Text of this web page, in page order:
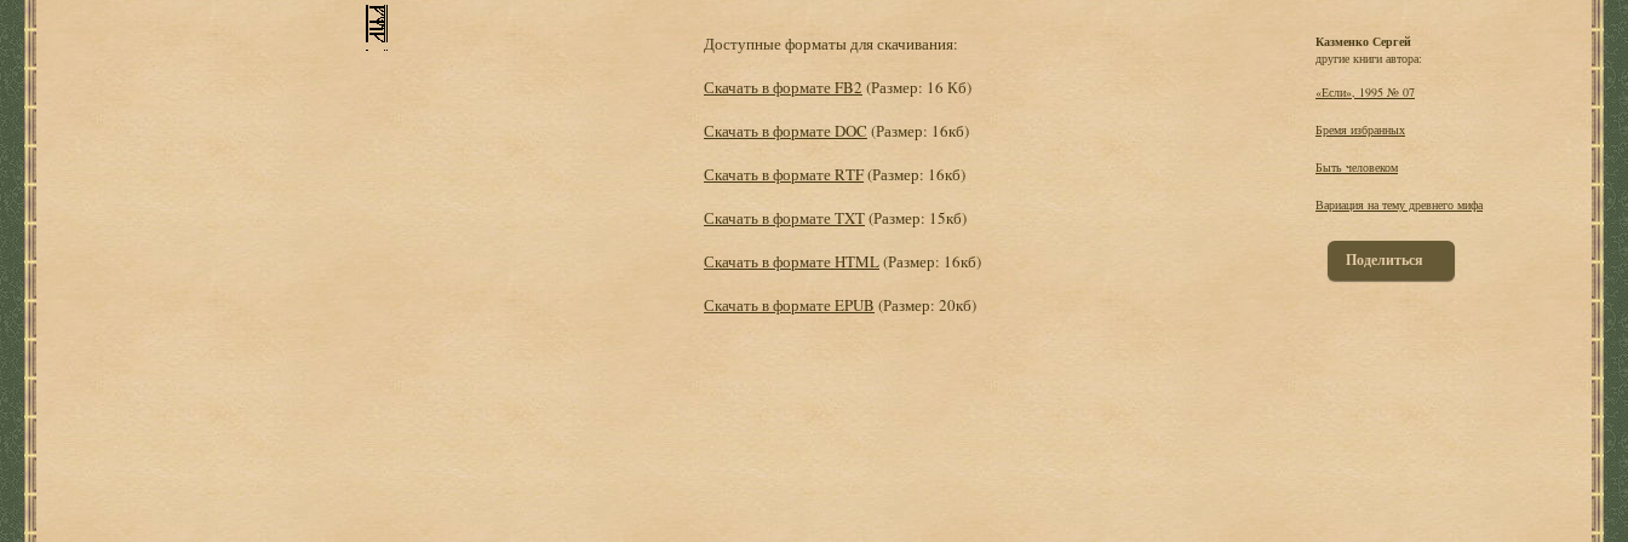
Доступные форматы для скачивания:
Скачать в формате FB2 (Размер: 16 Кб)
Скачать в формате DOC (Размер: 16кб)
Скачать в формате RTF(Размер: 16кб)
Скачать в формате TXT(Размер: 15кб)
Скачать в формате HTML(Размер: 16кб)
Скачать в формате EPUB (Размер: 20кб)
Казменко Сергей
другие книги автора:
«Если», 1995 № 07
Бремя избранных
Быть человеком
Вариация на тему древнего мифа
Поделиться